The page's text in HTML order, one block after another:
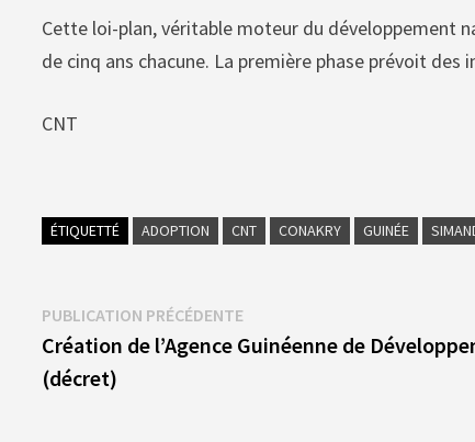
Cette loi-plan, véritable moteur du développement
de cinq ans chacune. La première phase prévoit
CNT
ÉTIQUETTÉ ADOPTION CNT CONAKRY GUINÉE
Navigation
de
l’article
PUBLICATION PRÉCÉDENTEPublication
précédente :
Création de l’Agence Guinéenne de
(décret)